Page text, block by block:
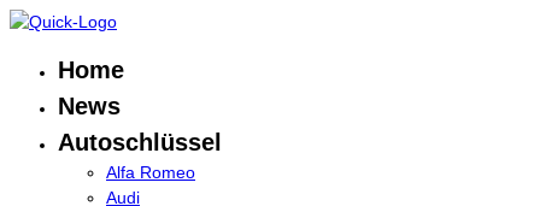
Home
News
Autoschlüssel
Alfa Romeo
Audi